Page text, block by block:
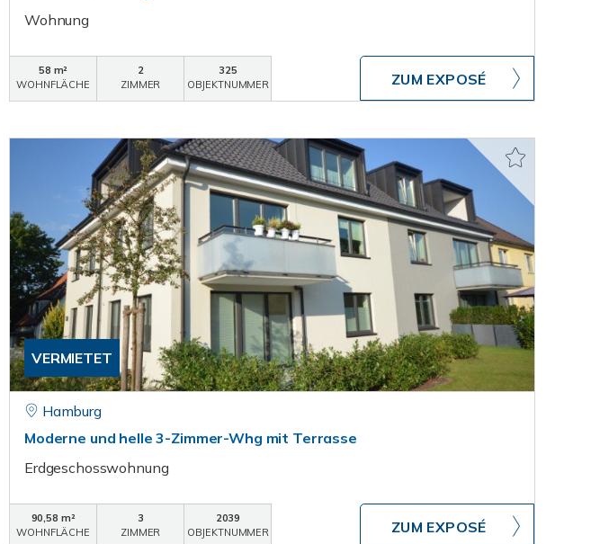
Wohnung
58 m²
WOHNFLÄCHE
2
ZIMMER
325
OBJEKTNUMMER
ZUM EXPOSÉ
VERMIETET
Hamburg
Moderne und helle 3-Zimmer-Whg mit Terrasse
Erdgeschosswohnung
90,58 m²
WOHNFLÄCHE
3
ZIMMER
2039
OBJEKTNUMMER
ZUM EXPOSÉ